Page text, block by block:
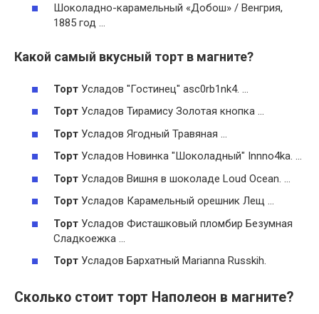
Шоколадно-карамельный «Добош» / Венгрия,
1885 год …
Какой самый вкусный торт в магните?
Торт Усладов "Гостинец" asc0rb1nk4. …
Торт Усладов Тирамису Золотая кнопка …
Торт Усладов Ягодный Травяная …
Торт Усладов Новинка "Шоколадный" Innno4ka. …
Торт Усладов Вишня в шоколаде Loud Ocean. …
Торт Усладов Карамельный орешник Лещ …
Торт Усладов Фисташковый пломбир Безумная
Сладкоежка …
Торт Усладов Бархатный Marianna Russkih.
Сколько стоит торт Наполеон в магните?